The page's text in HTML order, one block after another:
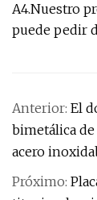
A4.Nuestro
puede pedir
Anterior: El
bimetálica
acero
Próximo: